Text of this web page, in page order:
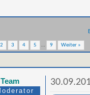
2 3 4 5 … 9 Weiter »